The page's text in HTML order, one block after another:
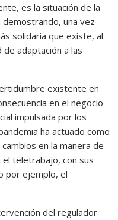
es la situación de la
una vez
solidaria que existe, al
adaptación a las
existente en
en el negocio
impulsada por los
ha actuado como
en la manera de
teletrabajo, con sus
por ejemplo, el
del regulador